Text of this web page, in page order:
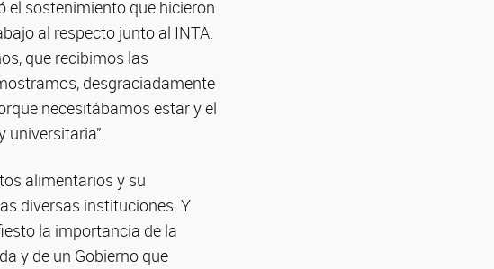
el sostenimiento que hicieron
al respecto junto al INTA.
que recibimos las
desgraciadamente
necesitábamos estar y el
alimentarios y su
diversas instituciones. Y
la importancia de la
y de un Gobierno que